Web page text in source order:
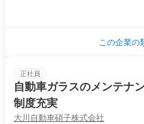
この企業の
正社員
自動車ガラスのメンテナ
制度充実
大川自動車硝子株式会社